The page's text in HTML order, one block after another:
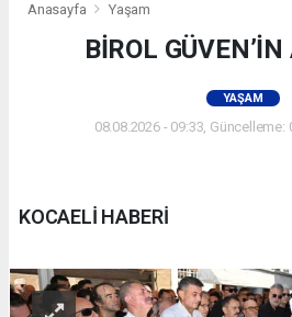
Anasayfa Yaşam
BİROL
YAŞAM
08.08.2026 - 09:33, Güncelleme:
KOCAELİ HABERİ